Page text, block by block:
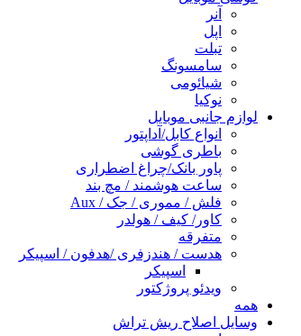
آنر
اپل
تبلت
سامسونگ
شیائومی
نوکیا
لوازم جانبی موبایل
انواع کابل/آداپتور
باطری گوشی
پاور بانک/چراغ اضطراری
ساعت هوشمند / مچ بند
فلش / مموری / جک / Aux
کاور/ کیف / هولدر
متفرقه
هدست / هندزفری /هدفون / اسپیکر
اسپیکر
ویدئو پروژکتور
همه
وسایل اصلاح ریش تراش